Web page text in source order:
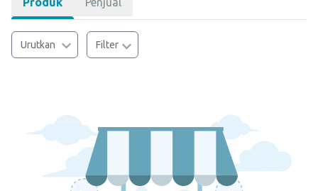
Urutkan Filter